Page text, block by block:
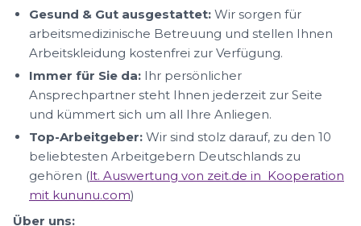
Gesund & Gut ausgestattet: Wir sorgen für
arbeitsmedizinische Betreuung und stellen Ihnen
Arbeitskleidung kostenfrei zur Verfügung.
Immer für Sie da: Ihr persönlicher
Ansprechpartner steht Ihnen jederzeit zur Seite
und kümmert sich um all Ihre Anliegen.
Top-Arbeitgeber: Wir sind stolz darauf, zu den 10
beliebtesten Arbeitgebern Deutschlands zu
gehören (lt. Auswertung von zeit.de in Kooperation
mit kununu.com)
Über uns: